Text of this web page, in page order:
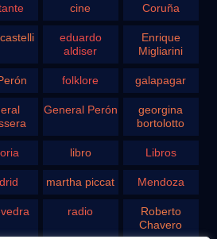
cine Coruña
eduardo
aldiser
Enrique
Migliarini
folklore galapagar
General Perón
georgina
bortolotto
libro Libros
martha piccat Mendoza
radio
Roberto
Chavero